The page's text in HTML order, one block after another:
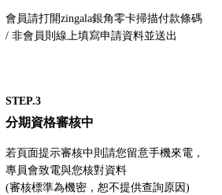
會員請打開zingala銀角零卡掃描付款條碼
/ 非會員則線上填寫申請資料並送出
STEP.3
分期資格審核中
若頁面提示審核中則請您留意手機來電，
專員會致電與您核對資料
(審核標準為機密，恕不提供查詢原因)